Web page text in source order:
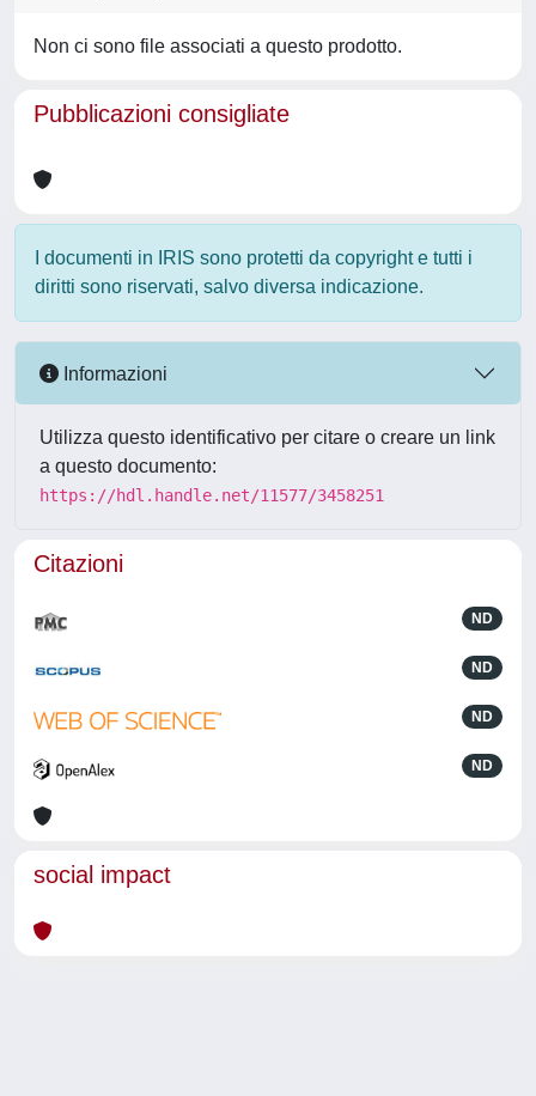
Non ci sono file associati a questo prodotto.
Pubblicazioni consigliate
I documenti in IRIS sono protetti da copyright e tutti i
diritti sono riservati, salvo diversa indicazione.
Informazioni
Utilizza questo identificativo per citare o creare un link
a questo documento:
https://hdl.handle.net/11577/3458251
Citazioni
ND
ND
ND
ND
social impact